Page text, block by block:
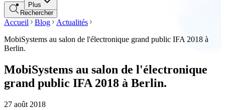
Plus
Rechercher
Accueil Blog
Actualités
MobiSystems au salon de l'électronique grand public IFA 2018 à
Berlin.
MobiSystems au salon de l'électronique
grand public IFA 2018 à Berlin.
27 août 2018